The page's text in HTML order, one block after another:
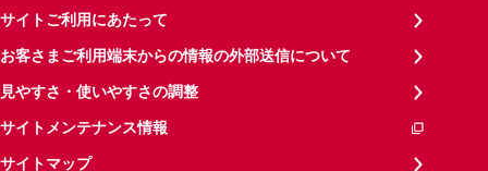
サイトご利用にあたって
お客さまご利用端末からの情報の外部送信について
見やすさ・使いやすさの調整
サイトメンテナンス情報
サイトマップ